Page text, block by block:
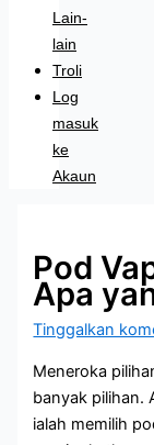
Lain-
lain
Troli
Log
masuk
ke
Akaun
Pod
Apa
Tinggalkan
Meneroka
banyak pilihan.
ialah memilih